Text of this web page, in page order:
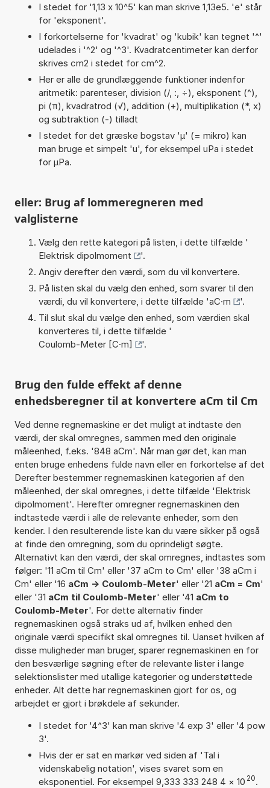
I stedet for '1,13 x 10^5' kan man skrive 1,13e5. 'e' står
for 'eksponent'.
I forkortelserne for 'kvadrat' og 'kubik' kan tegnet '^'
udelades i '^2' og '^3'. Kvadratcentimeter kan derfor
skrives cm2 i stedet for cm^2.
Her er alle de grundlæggende funktioner indenfor
aritmetik: parenteser, division (/, :, ÷), eksponent (^),
pi (π), kvadratrod (√), addition (+), multiplikation (*, x)
og subtraktion (-) tilladt
I stedet for det græske bogstav 'µ' (= mikro) kan
man bruge et simpelt 'u', for eksempel uPa i stedet
for µPa.
eller: Brug af lommeregneren med
valglisterne
Vælg den rette kategori på listen, i dette tilfælde '
Elektrisk dipolmoment
'.
Angiv derefter den værdi, som du vil konvertere.
På listen skal du vælg den enhed, som svarer til den
værdi, du vil konvertere, i dette tilfælde 'aC·m
'.
Til slut skal du vælge den enhed, som værdien skal
konverteres til, i dette tilfælde '
Coulomb-Meter [C·m]
'.
Brug den fulde effekt af denne
enhedsberegner til at konvertere aCm til Cm
Ved denne regnemaskine er det muligt at indtaste den
værdi, der skal omregnes, sammen med den originale
måleenhed, f.eks. '848 aCm'. Når man gør det, kan man
enten bruge enhedens fulde navn eller en forkortelse af det
Derefter bestemmer regnemaskinen kategorien af den
måleenhed, der skal omregnes, i dette tilfælde 'Elektrisk
dipolmoment'. Herefter omregner regnemaskinen den
indtastede værdi i alle de relevante enheder, som den
kender. I den resulterende liste kan du være sikker på også
at finde den omregning, som du oprindeligt søgte.
Alternativt kan den værdi, der skal omregnes, indtastes som
følger: '11 aCm til Cm' eller '37 aCm to Cm' eller '38 aCm i
Cm' eller '16 aCm -> Coulomb-Meter' eller '21 aCm = Cm'
eller '31 aCm til Coulomb-Meter' eller '41 aCm to
Coulomb-Meter'. For dette alternativ finder
regnemaskinen også straks ud af, hvilken enhed den
originale værdi specifikt skal omregnes til. Uanset hvilken af
disse muligheder man bruger, sparer regnemaskinen en for
den besværlige søgning efter de relevante lister i lange
selektionslister med utallige kategorier og understøttede
enheder. Alt dette har regnemaskinen gjort for os, og
arbejdet er gjort i brøkdele af sekunder.
I stedet for '4^3' kan man skrive '4 exp 3' eller '4 pow
3'.
Hvis der er sat en markør ved siden af 'Tal i
videnskabelig notation', vises svaret som en
eksponentiel. For eksempel 9,333 333 248 4 × 10 20.